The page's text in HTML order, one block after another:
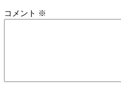
シ
コメント ※